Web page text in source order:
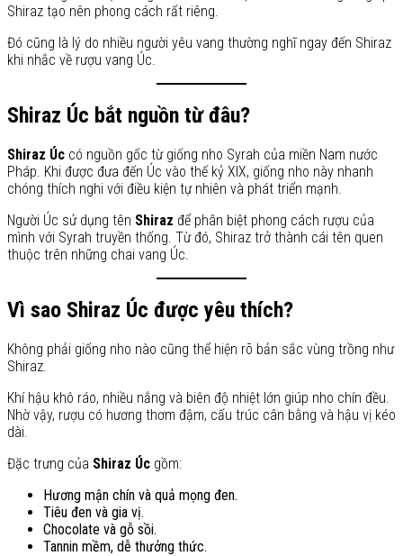
Shiraz tạo nên phong cách rất riêng.
Đó cũng là lý do nhiều người yêu vang thường nghĩ ngay đến Shiraz
khi nhắc về rượu vang Úc.
Shiraz Úc bắt nguồn từ đâu?
Shiraz Úc có nguồn gốc từ giống nho Syrah của miền Nam nước
Pháp. Khi được đưa đến Úc vào thế kỷ XIX, giống nho này nhanh
chóng thích nghi với điều kiện tự nhiên và phát triển mạnh.
Người Úc sử dụng tên Shiraz để phân biệt phong cách rượu của
mình với Syrah truyền thống. Từ đó, Shiraz trở thành cái tên quen
thuộc trên những chai vang Úc.
Vì sao Shiraz Úc được yêu thích?
Không phải giống nho nào cũng thể hiện rõ bản sắc vùng trồng như
Shiraz.
Khí hậu khô ráo, nhiều nắng và biên độ nhiệt lớn giúp nho chín đều.
Nhờ vậy, rượu có hương thơm đậm, cấu trúc cân bằng và hậu vị kéo
dài.
Đặc trưng của Shiraz Úc gồm:
Hương mận chín và quả mọng đen.
Tiêu đen và gia vị.
Chocolate và gỗ sồi.
Tannin mềm, dễ thưởng thức.